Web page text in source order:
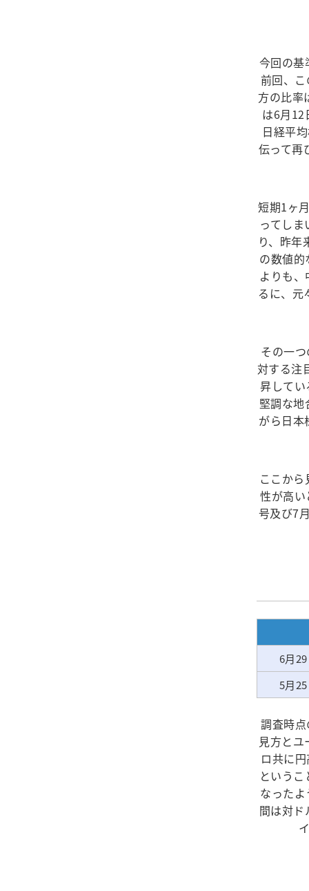
今回の基
前回、
方の比率
は6月12
日経平
伝って再
短期1ヶ
ってし
り、昨年
の数値
よりも
るに、元
その一
対する注
昇してい
堅調な
がら日本
ここか
性が高
号及び7
6月
5月
調査時
見方と
ロ共に
という
なった
間は対